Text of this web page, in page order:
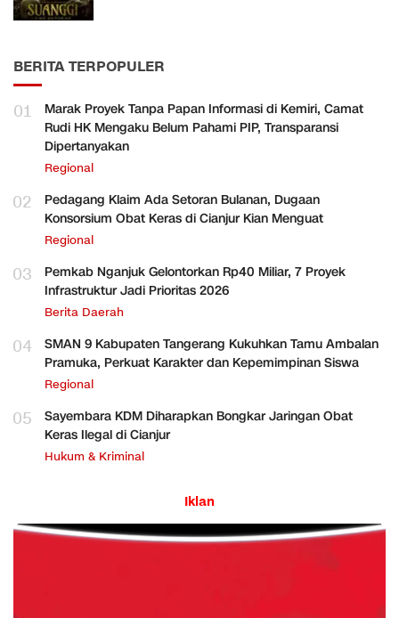
BERITA TERPOPULER
01
Marak Proyek Tanpa Papan Informasi di Kemiri, Camat
Rudi HK Mengaku Belum Pahami PIP, Transparansi
Dipertanyakan
Regional
02
Pedagang Klaim Ada Setoran Bulanan, Dugaan
Konsorsium Obat Keras di Cianjur Kian Menguat
Regional
03
Pemkab Nganjuk Gelontorkan Rp40 Miliar, 7 Proyek
Infrastruktur Jadi Prioritas 2026
Berita Daerah
04
SMAN 9 Kabupaten Tangerang Kukuhkan Tamu Ambalan
Pramuka, Perkuat Karakter dan Kepemimpinan Siswa
Regional
05
Sayembara KDM Diharapkan Bongkar Jaringan Obat
Keras Ilegal di Cianjur
Hukum & Kriminal
Iklan